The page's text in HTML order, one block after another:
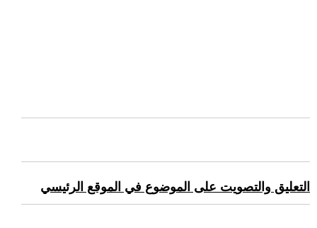
التعليق والتصويت على الموضوع في الموقع الرئيسي